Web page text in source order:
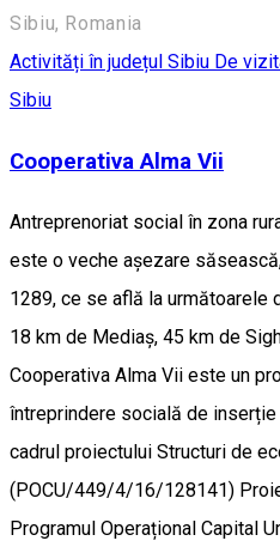
Sibiu, Romania
Activități în județul Sibiu De
Sibiu
Cooperativa Alma Vii
Antreprenoriat social în zona
este o veche așezare
1289, ce se află la următoarele
18 km de Mediaș, 45 km de
Cooperativa Alma Vii este un
întreprindere socială de inserție
cadrul proiectului Structuri de
(POCU/449/4/16/128141)
Programul Operațional Capital